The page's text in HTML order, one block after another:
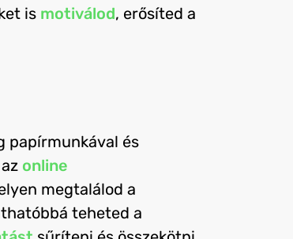
is motiválod, erősíted a
papírmunkával és
online
megtalálod a
teheted a